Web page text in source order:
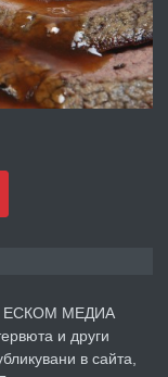
преди 11 месеца
всички!
преди 2 месеца
ЕСКОМ МЕДИА
и други
в сайта,